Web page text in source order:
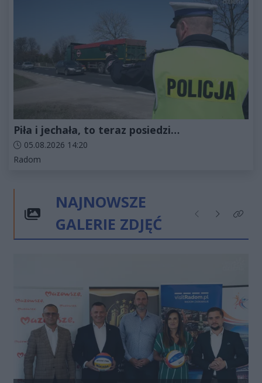
Piła i jechała, to teraz posiedzi…
Data dodania artykułu:
05.08.2026 14:20
Kategorie artykułu:
Radom
NAJNOWSZE
GALERIE ZDJĘĆ
Poprzednie
NastępneKliknij